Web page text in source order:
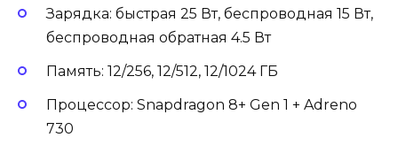
Зарядка: быстрая 25 Вт, беспроводная 15 Вт,
беспроводная обратная 4.5 Вт
Память: 12/256, 12/512, 12/1024 ГБ
Процессор: Snapdragon 8+ Gen 1 + Adreno
730